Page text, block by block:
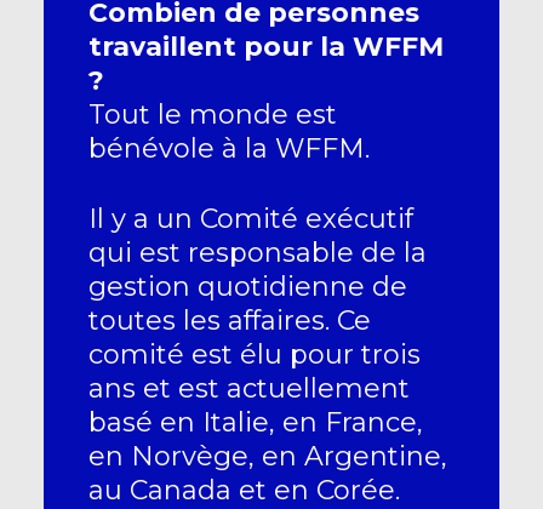
Combien de personnes
travaillent pour la WFFM
?
Tout le monde est
bénévole à la WFFM.
Il y a un Comité exécutif
qui est responsable de la
gestion quotidienne de
toutes les affaires. Ce
comité est élu pour trois
ans et est actuellement
basé en Italie, en France,
en Norvège, en Argentine,
au Canada et en Corée.